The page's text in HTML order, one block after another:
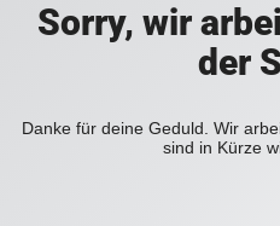
Sorry, wir
der
Danke für deine Geduld. Wir
sind in Kürze